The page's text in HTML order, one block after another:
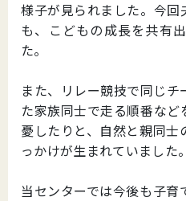
様子が見られました。今回
も、こどもの成長を共有
た。
また、リレー競技で同じ
た家族同士で走る順番な
憂したりと、自然と親同士
っかけが生まれていました。
当センターでは今後も子